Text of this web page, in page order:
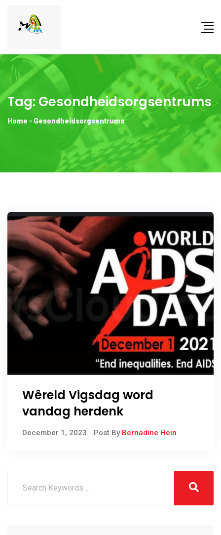
Tag: Gesondheidsorgsentrums
Home - Gesondheidsorgsentrums
Wêreld Vigsdag word
vandag herdenk
December 1, 2023 Post By Bernadine Hein